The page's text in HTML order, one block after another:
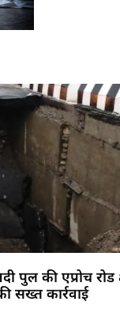
पुल की एप्रोच रोड
सख्त कार्रवाई